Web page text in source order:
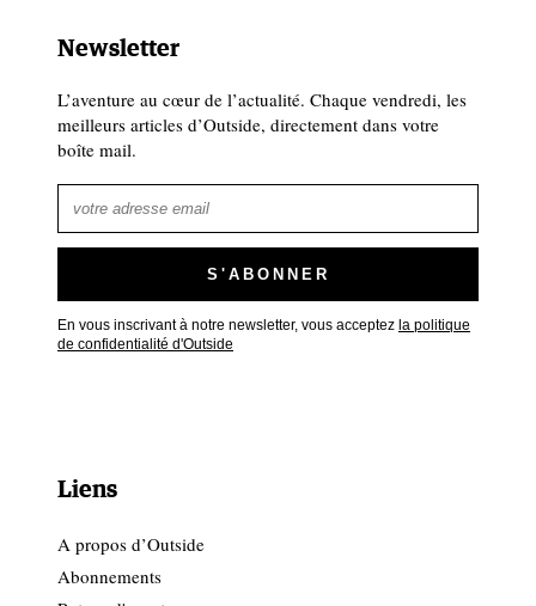
Newsletter
L’aventure au cœur de l’actualité. Chaque vendredi, les
meilleurs articles d’Outside, directement dans votre
boîte mail.
En vous inscrivant à notre newsletter, vous acceptez la politique
de confidentialité d'Outside
Liens
A propos d’Outside
Abonnements